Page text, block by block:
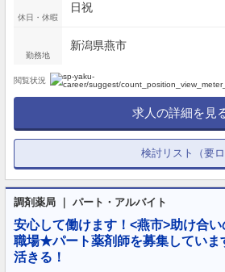
休日・休暇
日祝
勤務地
新潟県燕市
閲覧状況
求人の詳細を見
検討リスト（要ロ
調剤薬局 ｜ パート・アルバイト
安心して働けます！<燕市>助け合
職場★パート薬剤師を募集していま
活きる！